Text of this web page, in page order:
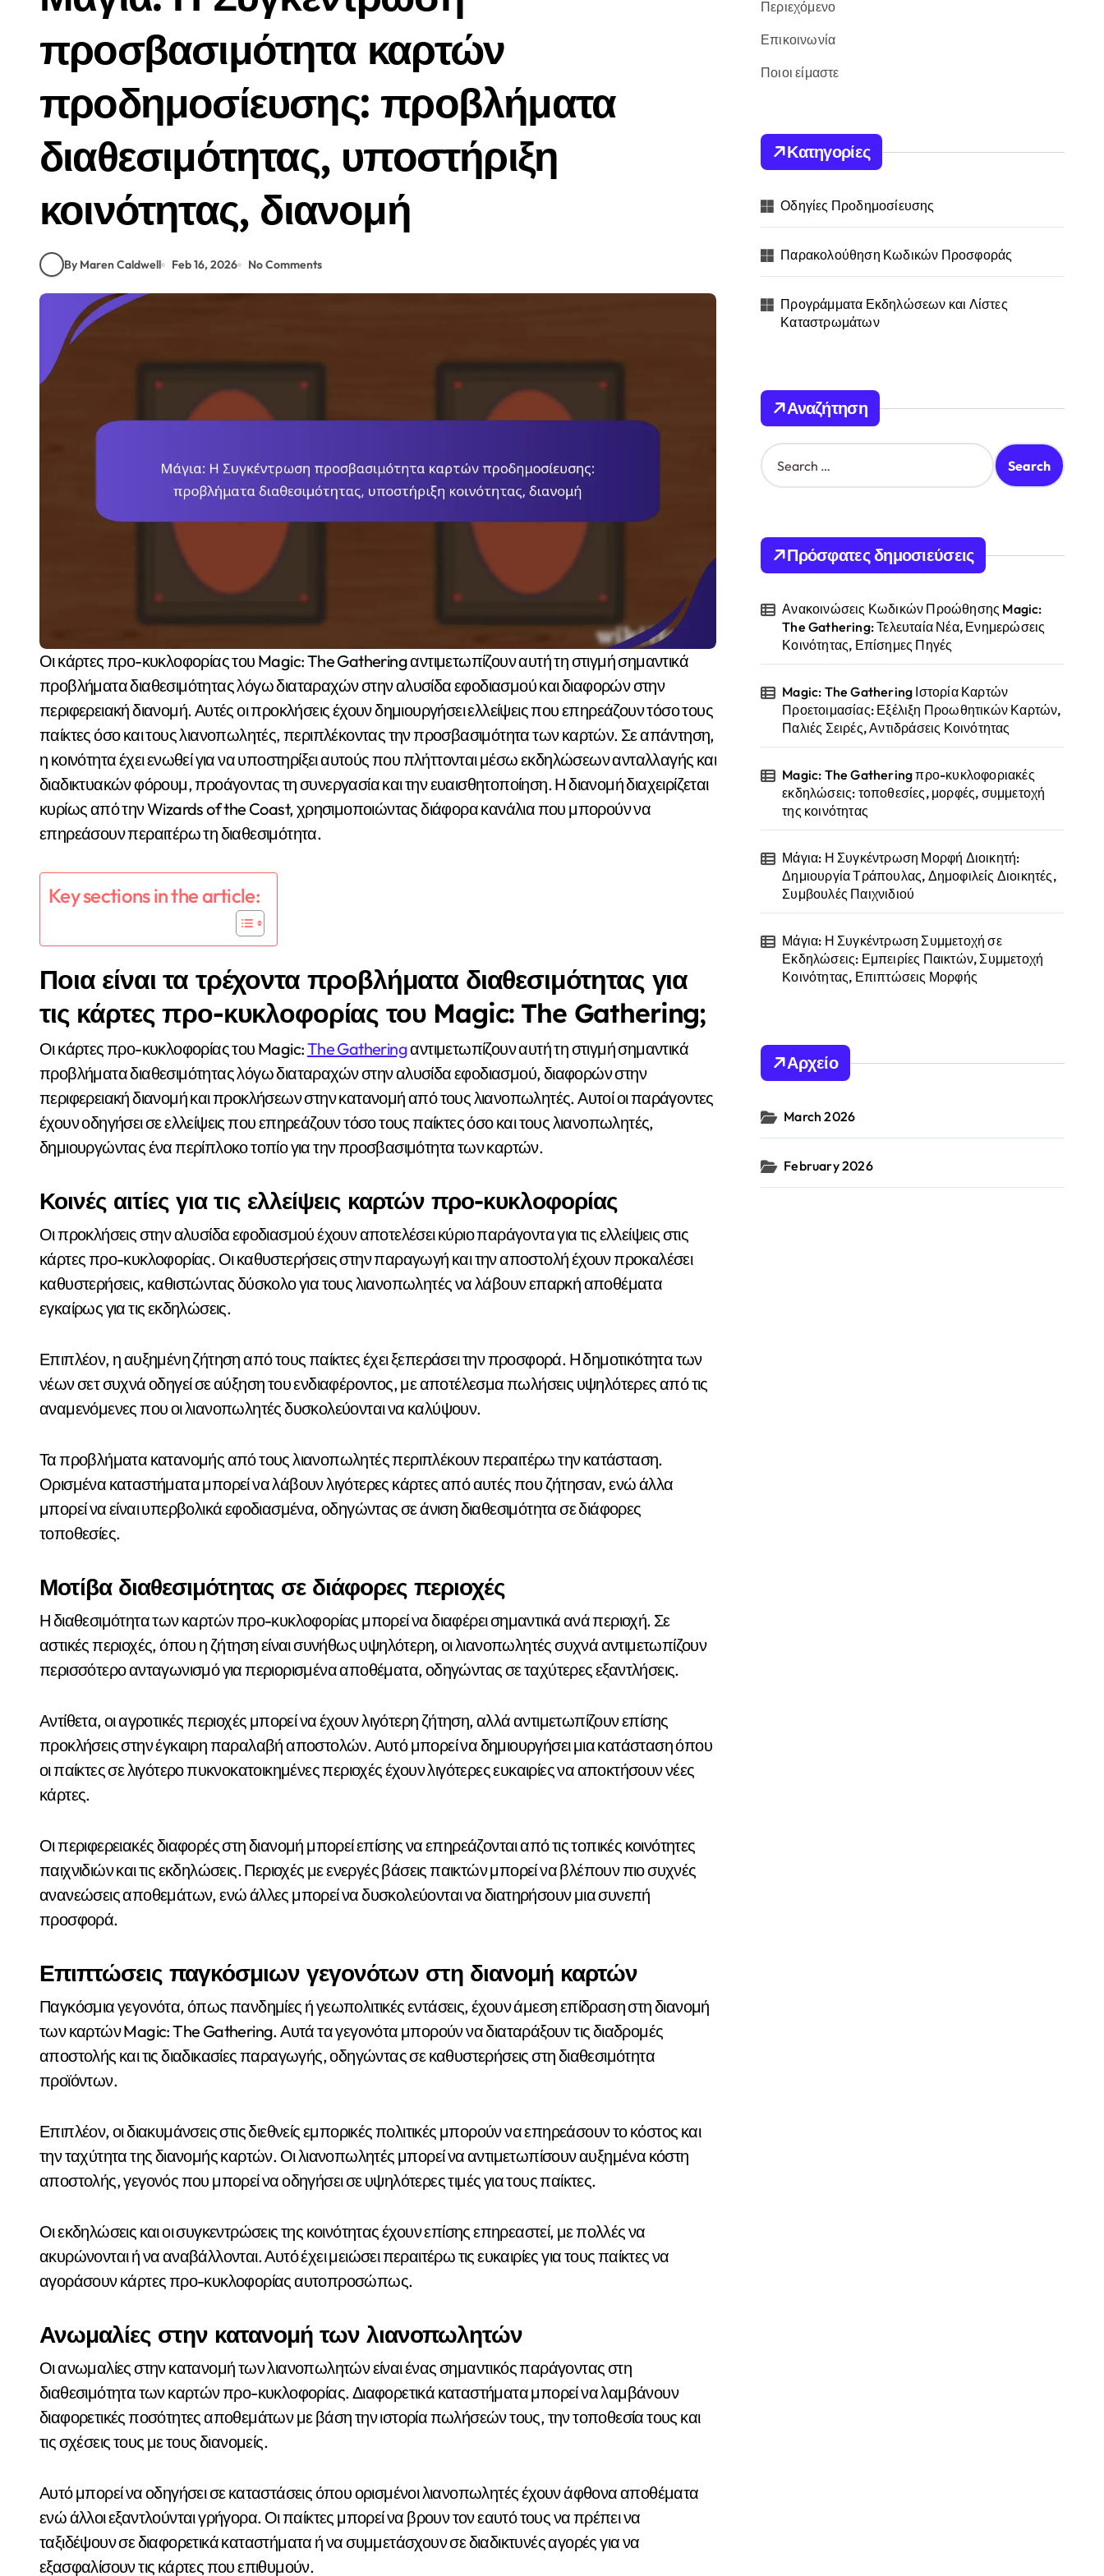
προσβασιμότητα καρτών
προδημοσίευσης: προβλήματα
διαθεσιμότητας, υποστήριξη
κοινότητας, διανομή
By Maren Caldwell Feb 16, 2026 No Comments
Οι κάρτες προ-κυκλοφορίας του Magic: The Gathering αντιμετωπίζουν αυτή τη στιγμή σημαντικά
προβλήματα διαθεσιμότητας λόγω διαταραχών στην αλυσίδα εφοδιασμού και διαφορών στην
περιφερειακή διανομή. Αυτές οι προκλήσεις έχουν δημιουργήσει ελλείψεις που επηρεάζουν τόσο τους
παίκτες όσο και τους λιανοπωλητές, περιπλέκοντας την προσβασιμότητα των καρτών. Σε απάντηση,
η κοινότητα έχει ενωθεί για να υποστηρίξει αυτούς που πλήττονται μέσω εκδηλώσεων ανταλλαγής και
διαδικτυακών φόρουμ, προάγοντας τη συνεργασία και την ευαισθητοποίηση. Η διανομή διαχειρίζεται
κυρίως από την Wizards of the Coast, χρησιμοποιώντας διάφορα κανάλια που μπορούν να
επηρεάσουν περαιτέρω τη διαθεσιμότητα.
Key sections in the article:
Ποια είναι τα τρέχοντα προβλήματα διαθεσιμότητας για
τις κάρτες προ-κυκλοφορίας του Magic: The Gathering;
Οι κάρτες προ-κυκλοφορίας του Magic:The Gatheringαντιμετωπίζουν αυτή τη στιγμή σημαντικά
προβλήματα διαθεσιμότητας λόγω διαταραχών στην αλυσίδα εφοδιασμού, διαφορών στην
περιφερειακή διανομή και προκλήσεων στην κατανομή από τους λιανοπωλητές. Αυτοί οι παράγοντες
έχουν οδηγήσει σε ελλείψεις που επηρεάζουν τόσο τους παίκτες όσο και τους λιανοπωλητές,
δημιουργώντας ένα περίπλοκο τοπίο για την προσβασιμότητα των καρτών.
Κοινές αιτίες για τις ελλείψεις καρτών προ-κυκλοφορίας
Οι προκλήσεις στην αλυσίδα εφοδιασμού έχουν αποτελέσει κύριο παράγοντα για τις ελλείψεις στις
κάρτες προ-κυκλοφορίας. Οι καθυστερήσεις στην παραγωγή και την αποστολή έχουν προκαλέσει
καθυστερήσεις, καθιστώντας δύσκολο για τους λιανοπωλητές να λάβουν επαρκή αποθέματα
εγκαίρως για τις εκδηλώσεις.
Επιπλέον, η αυξημένη ζήτηση από τους παίκτες έχει ξεπεράσει την προσφορά. Η δημοτικότητα των
νέων σετ συχνά οδηγεί σε αύξηση του ενδιαφέροντος, με αποτέλεσμα πωλήσεις υψηλότερες από τις
αναμενόμενες που οι λιανοπωλητές δυσκολεύονται να καλύψουν.
Τα προβλήματα κατανομής από τους λιανοπωλητές περιπλέκουν περαιτέρω την κατάσταση.
Ορισμένα καταστήματα μπορεί να λάβουν λιγότερες κάρτες από αυτές που ζήτησαν, ενώ άλλα
μπορεί να είναι υπερβολικά εφοδιασμένα, οδηγώντας σε άνιση διαθεσιμότητα σε διάφορες
τοποθεσίες.
Μοτίβα διαθεσιμότητας σε διάφορες περιοχές
Η διαθεσιμότητα των καρτών προ-κυκλοφορίας μπορεί να διαφέρει σημαντικά ανά περιοχή. Σε
αστικές περιοχές, όπου η ζήτηση είναι συνήθως υψηλότερη, οι λιανοπωλητές συχνά αντιμετωπίζουν
περισσότερο ανταγωνισμό για περιορισμένα αποθέματα, οδηγώντας σε ταχύτερες εξαντλήσεις.
Αντίθετα, οι αγροτικές περιοχές μπορεί να έχουν λιγότερη ζήτηση, αλλά αντιμετωπίζουν επίσης
προκλήσεις στην έγκαιρη παραλαβή αποστολών. Αυτό μπορεί να δημιουργήσει μια κατάσταση όπου
οι παίκτες σε λιγότερο πυκνοκατοικημένες περιοχές έχουν λιγότερες ευκαιρίες να αποκτήσουν νέες
κάρτες.
Οι περιφερειακές διαφορές στη διανομή μπορεί επίσης να επηρεάζονται από τις τοπικές κοινότητες
παιχνιδιών και τις εκδηλώσεις. Περιοχές με ενεργές βάσεις παικτών μπορεί να βλέπουν πιο συχνές
ανανεώσεις αποθεμάτων, ενώ άλλες μπορεί να δυσκολεύονται να διατηρήσουν μια συνεπή
προσφορά.
Επιπτώσεις παγκόσμιων γεγονότων στη διανομή καρτών
Παγκόσμια γεγονότα, όπως πανδημίες ή γεωπολιτικές εντάσεις, έχουν άμεση επίδραση στη διανομή
των καρτών Magic: The Gathering. Αυτά τα γεγονότα μπορούν να διαταράξουν τις διαδρομές
αποστολής και τις διαδικασίες παραγωγής, οδηγώντας σε καθυστερήσεις στη διαθεσιμότητα
προϊόντων.
Επιπλέον, οι διακυμάνσεις στις διεθνείς εμπορικές πολιτικές μπορούν να επηρεάσουν το κόστος και
την ταχύτητα της διανομής καρτών. Οι λιανοπωλητές μπορεί να αντιμετωπίσουν αυξημένα κόστη
αποστολής, γεγονός που μπορεί να οδηγήσει σε υψηλότερες τιμές για τους παίκτες.
Οι εκδηλώσεις και οι συγκεντρώσεις της κοινότητας έχουν επίσης επηρεαστεί, με πολλές να
ακυρώνονται ή να αναβάλλονται. Αυτό έχει μειώσει περαιτέρω τις ευκαιρίες για τους παίκτες να
αγοράσουν κάρτες προ-κυκλοφορίας αυτοπροσώπως.
Ανωμαλίες στην κατανομή των λιανοπωλητών
Οι ανωμαλίες στην κατανομή των λιανοπωλητών είναι ένας σημαντικός παράγοντας στη
διαθεσιμότητα των καρτών προ-κυκλοφορίας. Διαφορετικά καταστήματα μπορεί να λαμβάνουν
διαφορετικές ποσότητες αποθεμάτων με βάση την ιστορία πωλήσεών τους, την τοποθεσία τους και
τις σχέσεις τους με τους διανομείς.
Αυτό μπορεί να οδηγήσει σε καταστάσεις όπου ορισμένοι λιανοπωλητές έχουν άφθονα αποθέματα
ενώ άλλοι εξαντλούνται γρήγορα. Οι παίκτες μπορεί να βρουν τον εαυτό τους να πρέπει να
ταξιδέψουν σε διαφορετικά καταστήματα ή να συμμετάσχουν σε διαδικτυνές αγορές για να
εξασφαλίσουν τις κάρτες που επιθυμούν.
Περιεχόμενο
Επικοινωνία
Ποιοι είμαστε
Κατηγορίες
Οδηγίες Προδημοσίευσης
Παρακολούθηση Κωδικών Προσφοράς
Προγράμματα Εκδηλώσεων και Λίστες
Καταστρωμάτων
Αναζήτηση
S
e
h
o
:
Πρόσφατες δημοσιεύσεις
Ανακοινώσεις Κωδικών Προώθησης Magic:
The Gathering: Τελευταία Νέα, Ενημερώσεις
Κοινότητας, Επίσημες Πηγές
Magic: The Gathering Ιστορία Καρτών
Προετοιμασίας: Εξέλιξη Προωθητικών Καρτών,
Παλιές Σειρές, Αντιδράσεις Κοινότητας
Magic: The Gathering προ-κυκλοφοριακές
εκδηλώσεις: τοποθεσίες, μορφές, συμμετοχή
της κοινότητας
Μάγια: Η Συγκέντρωση Μορφή Διοικητή:
Δημιουργία Τράπουλας, Δημοφιλείς Διοικητές,
Συμβουλές Παιχνιδιού
Μάγια: Η Συγκέντρωση Συμμετοχή σε
Εκδηλώσεις: Εμπειρίες Παικτών, Συμμετοχή
Κοινότητας, Επιπτώσεις Μορφής
Αρχείο
March 2026
February 2026